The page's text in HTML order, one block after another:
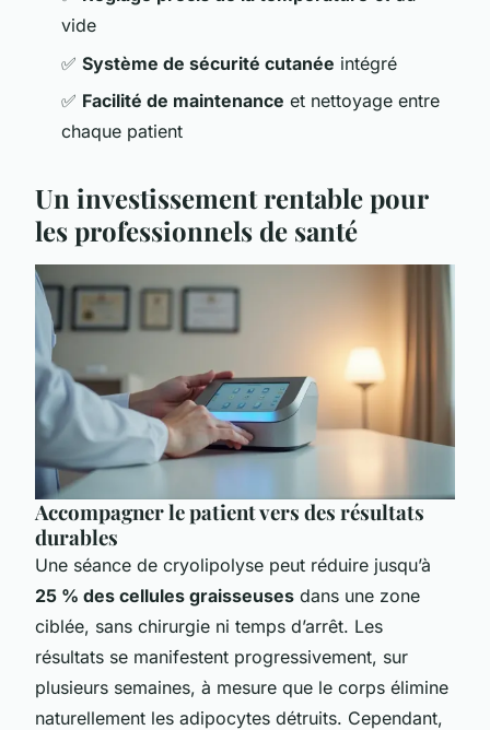
vide
✅ Système de sécurité cutanée intégré
✅ Facilité de maintenance et nettoyage entre
chaque patient
Un investissement rentable pour
les professionnels de santé
Accompagner le patient vers des résultats
durables
Une séance de cryolipolyse peut réduire jusqu’à
25 % des cellules graisseuses dans une zone
ciblée, sans chirurgie ni temps d’arrêt. Les
résultats se manifestent progressivement, sur
plusieurs semaines, à mesure que le corps élimine
naturellement les adipocytes détruits. Cependant,